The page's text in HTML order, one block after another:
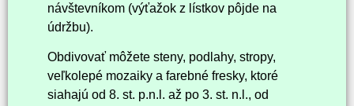
návštevníkom (výťažok z lístkov pôjde na
údržbu).
Obdivovať môžete steny, podlahy, stropy,
veľkolepé mozaiky a farebné fresky, ktoré
siahajú od 8. st. p.n.l. až po 3. st. n.l., od